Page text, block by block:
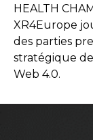
HEALTH
XR4Europe
des parties
stratégique
Web 4.0.